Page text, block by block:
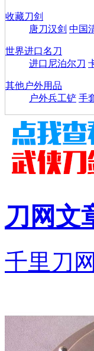
收藏刀剑
唐刀汉剑 中国
世界进口名刀
进口尼泊尔刀
其他户外用品
户外兵工铲 手
刀网文
千里刀